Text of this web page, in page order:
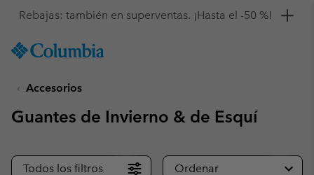
TO
SKIP
MAIN
SKIP
TO
Consigue un 10 % de descuento
Accesorios
Guantes de Invierno & de Esquí
Todos los filtros Ordenar